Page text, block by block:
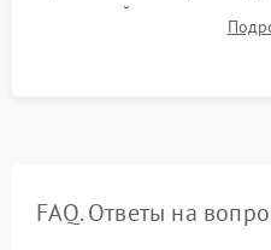
до нужной температуры,
штатного слива и
FAQ. Ответы на